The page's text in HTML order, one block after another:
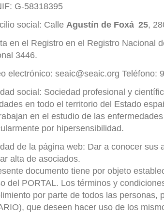
G-58318395
social: Calle Agustín de Foxá 25,
en el Registro en el Registro Nacional
3446.
electrónico: seaic@seaic.org Teléfono:
social: Sociedad profesional y
en todo el territorio del Estado
en el estudio de las
por hipersensibilidad.
de la página web: Dar a conocer sus
alta de asociados.
documento tiene por objeto
del PORTAL. Los términos y
por parte de todos las personas,
que deseen hacer uso de los